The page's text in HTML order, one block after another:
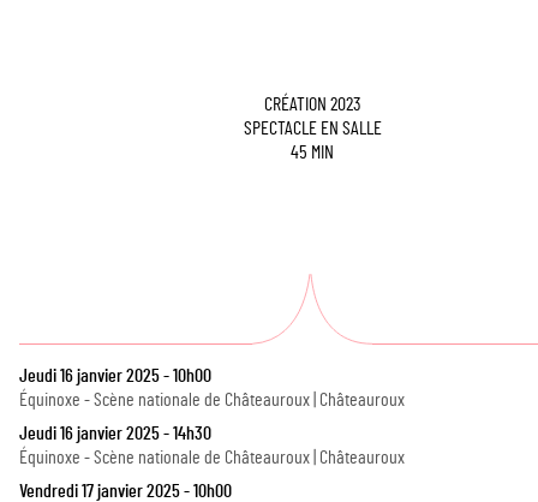
CRÉATION 2023
SPECTACLE EN SALLE
45 MIN
Jeudi 16 janvier 2025 - 10h00
Équinoxe - Scène nationale de Châteauroux | Châteauroux
Jeudi 16 janvier 2025 - 14h30
Équinoxe - Scène nationale de Châteauroux | Châteauroux
Vendredi 17 janvier 2025 - 10h00